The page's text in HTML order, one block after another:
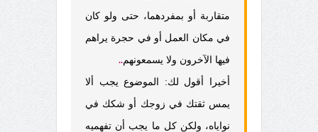
متقاربة أو بمفردهما، حتى ولو كان
في مكان العمل أو في حجرة يراهم
فيها الآخرون ولا يسمعونهم..
أخيرا أقول لك: الموضوع يجب ألا
يمس ثقتك في زوجك أو شكك في
نواياه، ولكن كل ما يجب أن تفهميه